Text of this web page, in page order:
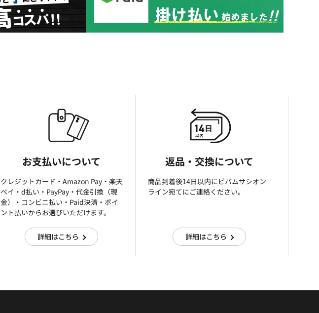
お支払いについて
クレジットカード・Amazon Pay・楽天
ぺイ・d払い・PayPay・代金引換（現
金）・コンビニ払い・Paid決済・ポイ
ント払いからお選びいただけます。
詳細はこちら
返品・交換について
商品到着後14日以内にビバムサシオン
ライン宛てにご連絡ください。
詳細はこちら